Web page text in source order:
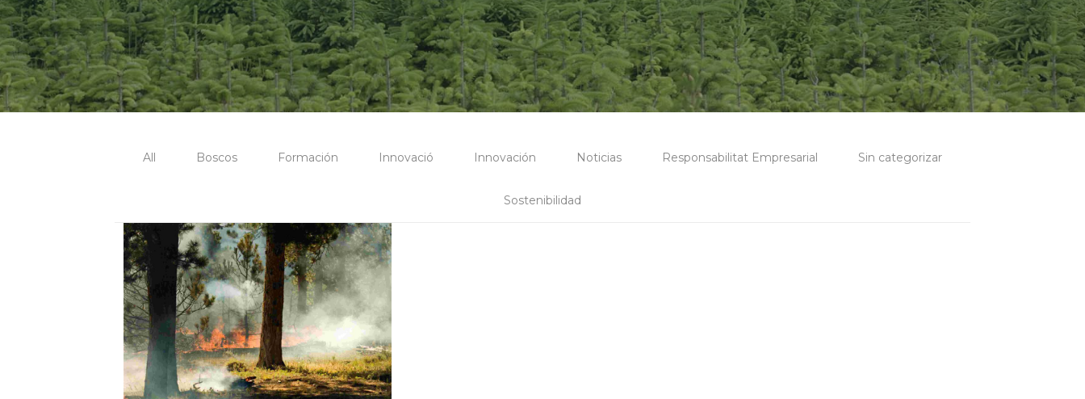
All Boscos Formación Innovació Innovación Noticias Responsabilitat Empresarial Sin categorizar
Sostenibilidad